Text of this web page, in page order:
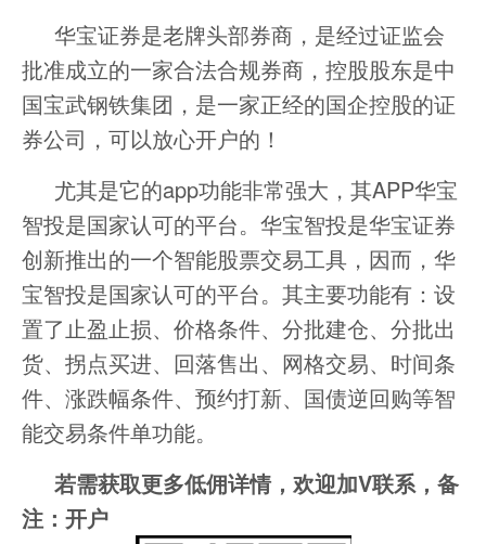
华宝证券是老牌头部券商，是经过证监会
批准成立的一家合法合规券商，控股股东是中
国宝武钢铁集团，是一家正经的国企控股的证
券公司，可以放心开户的！
尤其是它的app功能非常强大，其APP华宝
智投是国家认可的平台。华宝智投是华宝证券
创新推出的一个智能股票交易工具，因而，华
宝智投是国家认可的平台。其主要功能有：设
置了止盈止损、价格条件、分批建仓、分批出
货、拐点买进、回落售出、网格交易、时间条
件、涨跌幅条件、预约打新、国债逆回购等智
能交易条件单功能。
若需获取更多低佣详情，欢迎加V联系，备
注：开户